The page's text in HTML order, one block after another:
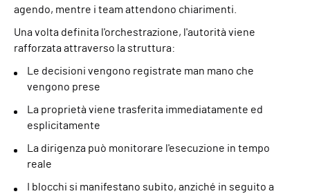
agendo, mentre i team attendono chiarimenti.
Una volta definita l'orchestrazione, l'autorità viene
rafforzata attraverso la struttura:
Le decisioni vengono registrate man mano che
vengono prese
La proprietà viene trasferita immediatamente ed
esplicitamente
La dirigenza può monitorare l'esecuzione in tempo
reale
I blocchi si manifestano subito, anziché in seguito a